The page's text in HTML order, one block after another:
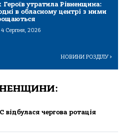
Героїв утратила Рівненщина:
в обласному центрі з ними
4 Серпня, 2026
НОВИНИ РОЗДІЛУ>
чергова ротація